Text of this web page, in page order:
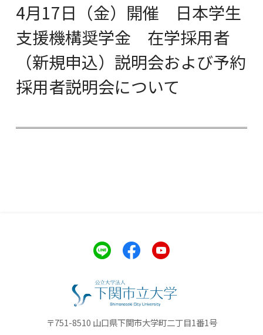
4月17日（金）開催 日本学生
支援機構奨学金 在学採用者
（新規申込）説明会および予約
採用者説明会について
〒751-8510 山口県下関市大学町二丁目1番1号